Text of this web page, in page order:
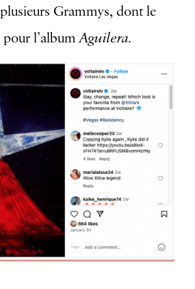
Grammys, dont le
l’albumAguilera.